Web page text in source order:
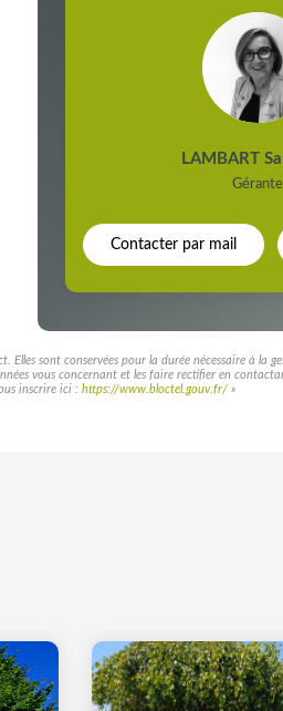
LAMBART
Gérante
Contacter par mail
sont conservées pour la durée nécessaire à la
vous concernant et les faire rectifier en
inscrire ici : https://www.bloctel.gouv.fr/ »